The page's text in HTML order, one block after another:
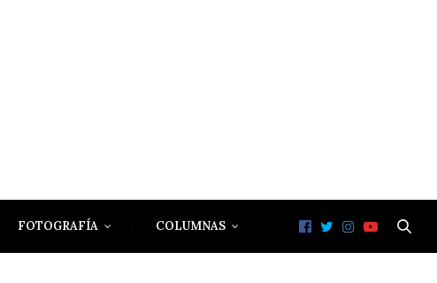
FOTOGRAFÍA COLUMNAS